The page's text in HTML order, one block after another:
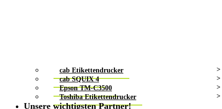
cab Etikettendrucker
cab SQUIX 4
Epson TM-C3500
Toshiba Etikettendrucker
Unsere wichtigsten Partner!